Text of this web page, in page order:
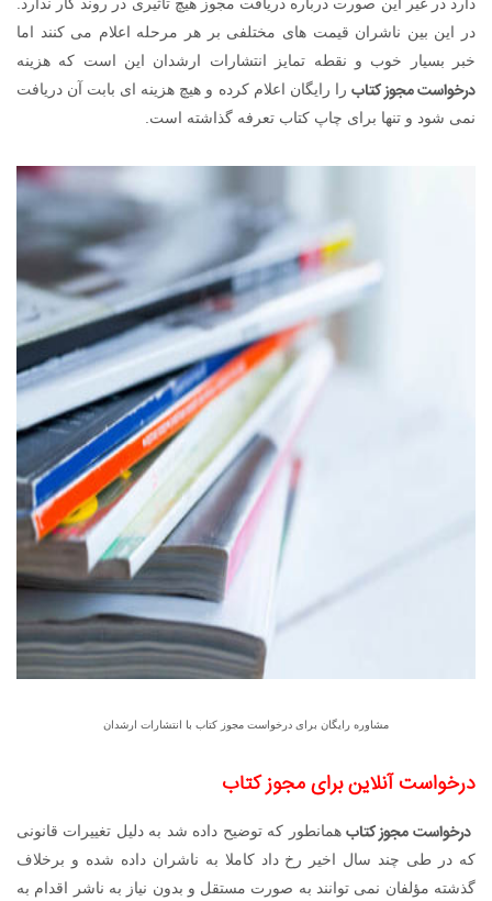
در این بین ناشران قیمت های مختلفی بر هر مرحله اعلام می کنند اما
خبر بسیار خوب و نقطه تمایز انتشارات ارشدان این است که هزینه
درخواست مجوز کتاب را رایگان اعلام کرده و هیچ هزینه ای بابت آن دریافت
نمی شود و تنها برای چاپ کتاب تعرفه گذاشته است.
مشاوره رایگان برای درخواست مجوز کتاب با انتشارات ارشدان
درخواست آنلاین برای مجوز کتاب
درخواست مجوز کتاب همانطور که توضیح داده شد به دلیل تغییرات قانونی
که در طی چند سال اخیر رخ داد کاملا به ناشران داده شده و برخلاف
گذشته مؤلفان نمی توانند به صورت مستقل و بدون نیاز به ناشر اقدام به